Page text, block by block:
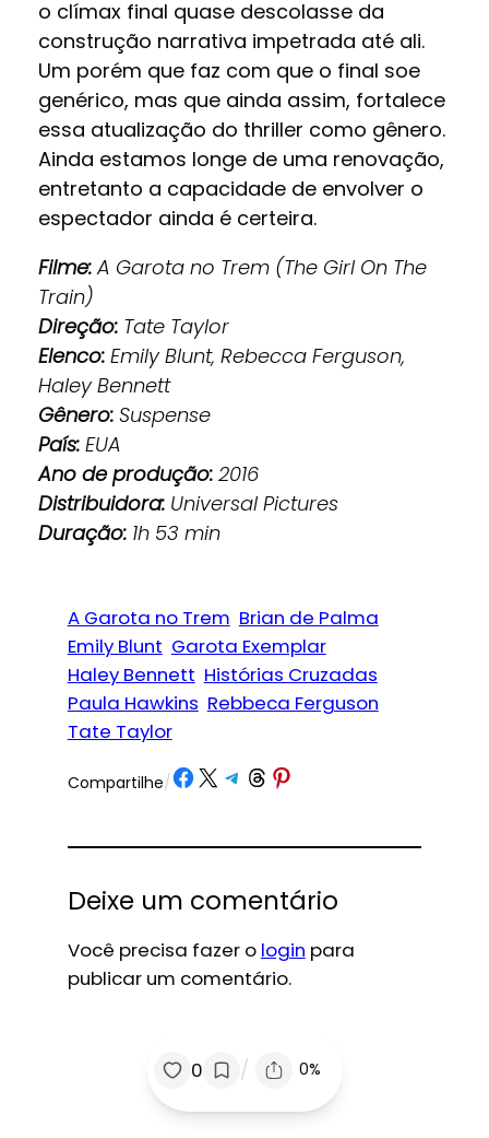
o clímax final quase descolasse da
construção narrativa impetrada até ali.
Um porém que faz com que o final soe
genérico, mas que ainda assim, fortalece
essa atualização do thriller como gênero.
Ainda estamos longe de uma renovação,
entretanto a capacidade de envolver o
espectador ainda é certeira.
Filme:A Garota no Trem (The Girl On The
Train)
Direção:Tate Taylor
Elenco:Emily Blunt, Rebecca Ferguson,
Haley Bennett
Gênero:Suspense
País:EUA
Ano de produção:2016
Distribuidora:Universal Pictures
Duração:1h 53 min
A Garota no Trem Brian de Palma
Emily Blunt Garota Exemplar
Haley Bennett Histórias Cruzadas
Paula Hawkins Rebbeca Ferguson
Tate Taylor
Compartilhe/Share on Facebook
Share on X Share on Telegram
Share on Threads
Share on Pinterest
Deixe um comentário
Você precisa fazer o login para
publicar um comentário.
0 / 0%